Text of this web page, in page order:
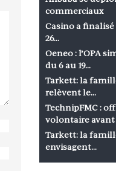
commerciaux
Casino a
26…
Oeneo : l’OPA
du 6 au 19…
Tarkett: la
relèvent le…
TechnipFMC :
volontaire
Tarkett: la
envisagent…